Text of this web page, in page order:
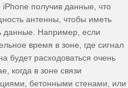
iPhone получив данные, что
антенны, чтобы иметь
данные. Например, если
время в зоне, где сигнал
будет расходоваться очень
когда в зоне связи
бетонными стенами, или